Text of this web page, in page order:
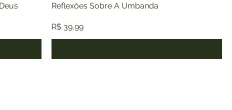
Reflexões Sobre A Umbanda
Preço
R$ 39,99